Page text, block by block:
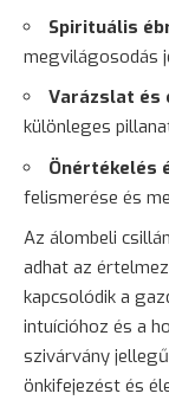
Spirituális
megvilágosodás
Varázslat és
különleges
Önértékelés
felismerése és
Az álombeli
adhat az
kapcsolódik a
intuícióhoz és a
szivárvány
önkifejezést és